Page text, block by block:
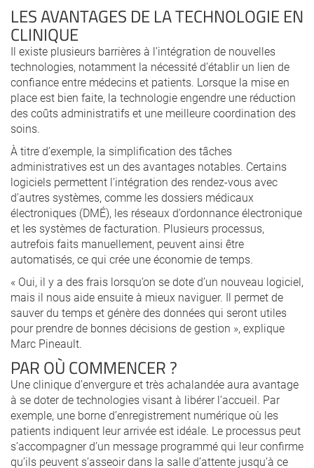
LES AVANTAGES DE LA TECHNOLOGIE EN
CLINIQUE
Il existe plusieurs barrières à l’intégration de nouvelles
technologies, notamment la nécessité d’établir un lien de
confiance entre médecins et patients. Lorsque la mise en
place est bien faite, la technologie engendre une réduction
des coûts administratifs et une meilleure coordination des
soins.
À titre d’exemple, la simplification des tâches
administratives est un des avantages notables. Certains
logiciels permettent l’intégration des rendez-vous avec
d’autres systèmes, comme les dossiers médicaux
électroniques (DMÉ), les réseaux d’ordonnance électronique
et les systèmes de facturation. Plusieurs processus,
autrefois faits manuellement, peuvent ainsi être
automatisés, ce qui crée une économie de temps.
« Oui, il y a des frais lorsqu’on se dote d’un nouveau logiciel,
mais il nous aide ensuite à mieux naviguer. Il permet de
sauver du temps et génère des données qui seront utiles
pour prendre de bonnes décisions de gestion », explique
Marc Pineault.
PAR OÙ COMMENCER ?
Une clinique d’envergure et très achalandée aura avantage
à se doter de technologies visant à libérer l’accueil. Par
exemple, une borne d’enregistrement numérique où les
patients indiquent leur arrivée est idéale. Le processus peut
s’accompagner d’un message programmé qui leur confirme
qu’ils peuvent s’asseoir dans la salle d’attente jusqu’à ce